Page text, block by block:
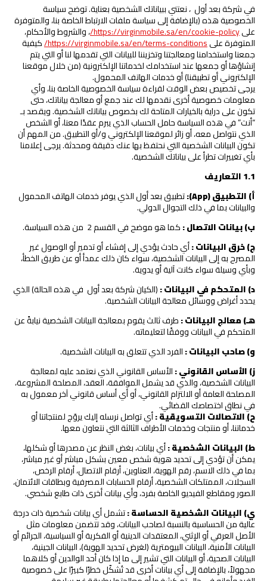
في شركة بعد أول ، نعتني ببياناتك الشخصية بعناية. توضح سياسة
الخصوصية هذه (بالإضافة إلى سياسة ملفات الارتباط الخاصة بنا، والمتوفرة
علىhttps://virginmobile.sa/en/cookie-policy/ ، والشروط والأحكام،
المتوفرة علىhttps://virginmobile.sa/en/terms-conditions/ كيفية
جمعنا واستخدامنا ومعالجتنا وتخزيننا للبيانات التي تقدمها لنا أو التي يتم
إنشاؤها أو جمعها عند استخدامك لخدماتنا الإلكترونية (من خلال موقعنا
الإلكتروني أو تطبيقنا) أو خدمات الهاتف المحمول.
يرجى تخصيص بعض الوقت لقراءة سياسة الخصوصية الخاصة بنا، وأي
معلومات خصوصية أخرى نقدمها لك عند جمع أو معالجة بياناتك، حتى
تكون على دراية بالخيارات المتاحة لك بخصوص بياناتك الشخصية. ويقصد بـ
“أنت” في هذه السياسة حامل الحساب الذي يبرم عقدًا معنا، أو الشخص
الذي نتواصل معه، أو زائر لموقعنا الإلكتروني و/أو التطبيق. من المهم أن
تكون البيانات الشخصية التي نحتفظ بها عنك دقيقة ومحدثة. يرجى إعلامنا
بأي تغييرات تطرأ على بياناتك الشخصية.
1.1التعاريف
أ) التطبيق(App)
:تطبيق بعد أول الذي يوفر خدمات الهاتف المحمول
والبيانات بما في ذلك التجوال الدولي.
ب) بيانات الاتصال:كما هو موضح في القسم 2 من هذه السياسة.
ج) خرق البيانات:أي حادث يؤدي إلى إفشاء أو تدمير أو الوصول غير
المصرح به إلى البيانات الشخصية، سواء كان ذلك عمدأ أو عن طريق الخطأ،
وبأي وسيلة سواء كانت آلية أو يدوية.
د) المتحكم في البيانات:(الكيان شركة بعد أول في هذه الحالة) الذي
يحدد أغراض ووسائل معالجة البيانات الشخصية.
هـ) معالج البيانات:طرف ثالث يقوم بمعالجة البيانات الشخصية نيابةً عن
المتحكم في البيانات ووفقًا لتعليماته.
و) صاحب البيانات:الفرد الذي تتعلق به البيانات الشخصية.
ز) الأساس القانوني:الأساس القانوني الذي نعتمد عليه لمعالجة
البيانات الشخصية، والذي قد يشمل الموافقة، العقد، المصلحة المشروعة،
المصلحة العامة أو الالتزام القانوني، أو أي أساس قانوني آخر معمول به
في نطاق اختصاصك القضائي.
ح) الاتصالات التسويقية:أي تواصل نرسله إليك يروّج لمنتجاتنا أو
خدماتنا، أو منتجات وخدمات الأطراف الثالثة التي نتعاون معها.
ط) البيانات الشخصية:أي بيانات، بغض النظر عن مصدرها أو شكلها،
يمكن أن تؤدي إلى تحديد هوية شخص معين بشكل مباشر أو غير مباشر،
بما في ذلك الاسم، رقم الهوية، العناوين، أرقام الاتصال، أرقام الرخص،
السجلات، الممتلكات الشخصية، أرقام الحسابات المصرفية وبطاقات الائتمان،
الصور ومقاطع الفيديو الخاصة بفرد، وأي بيانات أخرى ذات طابع شخصي.
ي) البيانات الشخصية الحساسة:تشمل أي بيانات شخصية ذات درجة
عالية من الحساسية بالنسبة لصاحب البيانات، وقد تتضمن معلومات مثل
الأصل العرقي أو الإثني، المعتقدات الدينية أو الفكرية أو السياسية، الجرائم أو
البيانات الأمنية، البيانات البيومترية (لغرض تحديد الهوية)، البيانات الجينية،
البيانات الصحية، أو البيانات التي تشير إلى ما إذا كان أحد الوالدين أو كلاهما
مجهولاً، بالإضافة إلى أي بيانات أخرى قد تُشكّل خطرًا كبيرًا على خصوصية